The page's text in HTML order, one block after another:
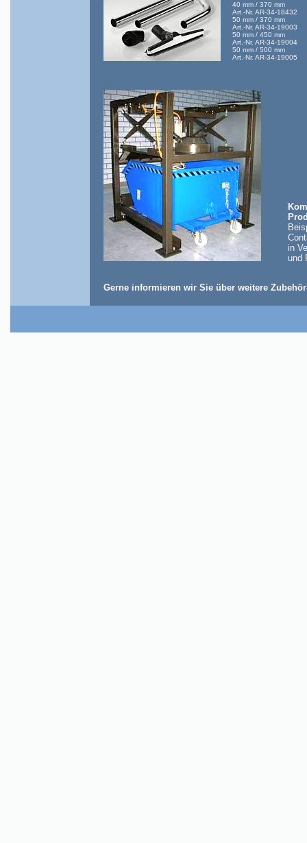
40 mm / 370 mm
Art.-Nr. AR-34-18432
50 mm / 370 mm
Art.-Nr. AR-34-19003
50 mm / 450 mm
Art.-Nr. AR-34-19004
50 mm / 500 mm
Art.-Nr. AR-34-19005
in
und
Gerne informieren wir Sie über weitere